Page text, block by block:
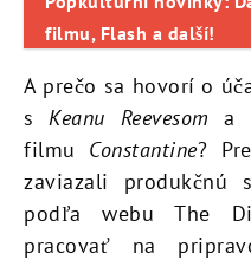
filmu, Flash a další!
A prečo sa hovorí o
sKeanu Reevesom a
filmu Constantine?
zaviazali produkčnú
podľa webu The
pracovať na